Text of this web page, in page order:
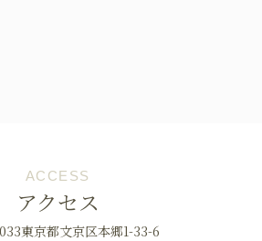
ACCESS
アクセス
東京都文京区本郷1-33-6